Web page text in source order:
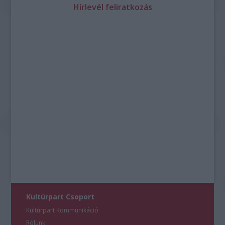
Hírlevél feliratkozás
Kultúrpart Csoport
Kultúrpart Kommunikáció
Rólunk